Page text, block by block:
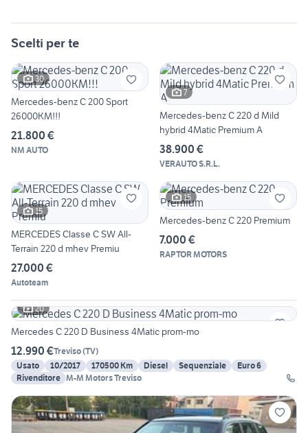
Scelti per te
30
Mercedes-benz C 200 Sport
26000KM!!!
21.800 €
NM AUTO
7
Mercedes-benz C 220 d Mild
hybrid 4Matic Premium A
38.900 €
VERAUTO S.R.L.
15
MERCEDES Classe C SW All-
Terrain 220 d mhev Premiu
27.000 €
Autoteam
15
Mercedes-benz C 220 Premium
7.000 €
RAPTOR MOTORS
20
Mercedes C 220 D Business 4Matic prom-mo
12.990 €Treviso(TV)
Usato
10/2017 170500 Km Diesel Sequenziale
Euro 6
Rivenditore M-M Motors Treviso